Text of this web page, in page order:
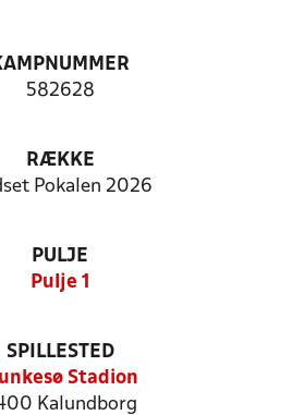
582628
RÆKKE
Pokalen 2026
PULJE
Pulje 1
SPILLESTED
Stadion
Kalundborg